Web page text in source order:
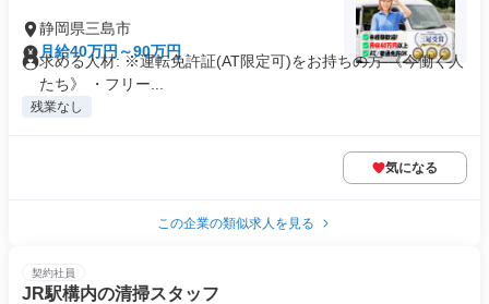
静岡県三島市
月給40万円～90万円
求める人材: ※運転免許証(AT限定可)をお持ちの方 《今働く人
たち》 ・フリー...
残業なし
気になる
この企業の類似求人を見る
契約社員
JR駅構内の清掃スタッフ